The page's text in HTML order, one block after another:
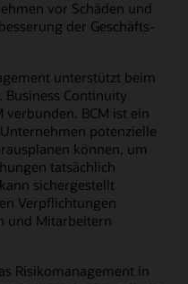
vor Schäden und
der Geschäfts-
unterstützt beim
Continuity
verbunden. BCM ist ein
potenzielle
können, um
tatsächlich
sichergestellt
Verpflichtungen
und Mitarbeitern
Risikomanagement in